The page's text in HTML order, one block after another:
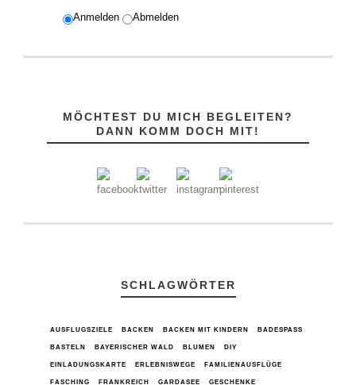
Anmelden Abmelden
MÖCHTEST DU MICH BEGLEITEN?
DANN KOMM DOCH MIT!
SCHLAGWÖRTER
AUSFLUGSZIELE BACKEN BACKEN MIT KINDERN BADESPASS
BASTELN BAYERISCHER WALD BLUMEN DIY
EINLADUNGSKARTE ERLEBNISWEGE FAMILIENAUSFLÜGE
FASCHING FRANKREICH GARDASEE GESCHENKE